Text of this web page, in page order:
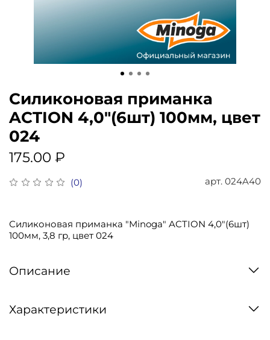
(0) арт. 024A40
Силиконовая приманка
ACTION 4,0"(6шт) 100мм, цвет
024
175.00 ₽
Силиконовая приманка "Minoga" ACTION 4,0"(6шт)
100мм, 3,8 гр, цвет 024
Описание
Характеристики